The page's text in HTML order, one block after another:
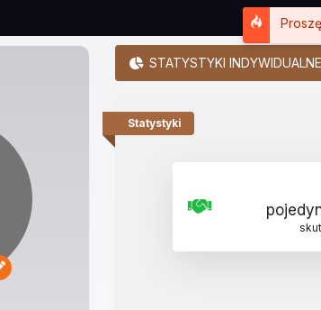
STATYSTYKI INDYWIDUALNE
Statystyki